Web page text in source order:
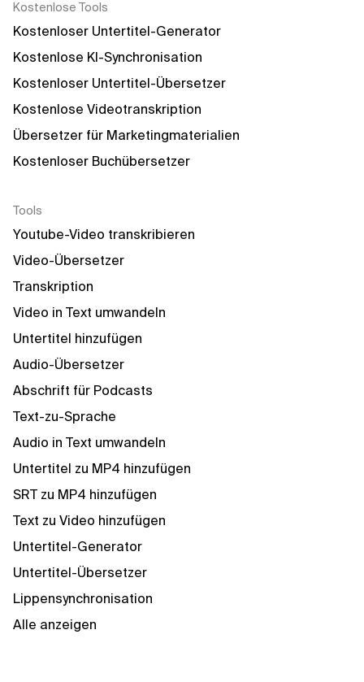
Kostenlose Tools
Kostenloser Untertitel-Generator
Kostenlose KI-Synchronisation
Kostenloser Untertitel-Übersetzer
Kostenlose Videotranskription
Übersetzer für Marketingmaterialien
Kostenloser Buchübersetzer
Tools
Youtube-Video transkribieren
Video-Übersetzer
Transkription
Video in Text umwandeln
Untertitel hinzufügen
Audio-Übersetzer
Abschrift für Podcasts
Text-zu-Sprache
Audio in Text umwandeln
Untertitel zu MP4 hinzufügen
SRT zu MP4 hinzufügen
Text zu Video hinzufügen
Untertitel-Generator
Untertitel-Übersetzer
Lippensynchronisation
Alle anzeigen